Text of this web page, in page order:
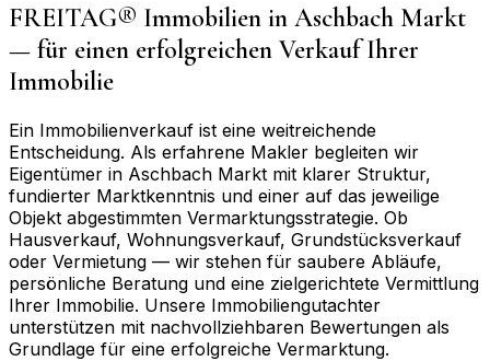
FREITAG® Immobilien in Aschbach Markt
— für einen erfolgreichen Verkauf Ihrer
Immobilie
Ein Immobilienverkauf ist eine weitreichende
Entscheidung. Als erfahrene Makler begleiten wir
Eigentümer in Aschbach Markt mit klarer Struktur,
fundierter Marktkenntnis und einer auf das jeweilige
Objekt abgestimmten Vermarktungsstrategie. Ob
Hausverkauf, Wohnungsverkauf, Grundstücksverkauf
oder Vermietung — wir stehen für saubere Abläufe,
persönliche Beratung und eine zielgerichtete Vermittlung
Ihrer Immobilie. Unsere Immobiliengutachter
unterstützen mit nachvollziehbaren Bewertungen als
Grundlage für eine erfolgreiche Vermarktung.